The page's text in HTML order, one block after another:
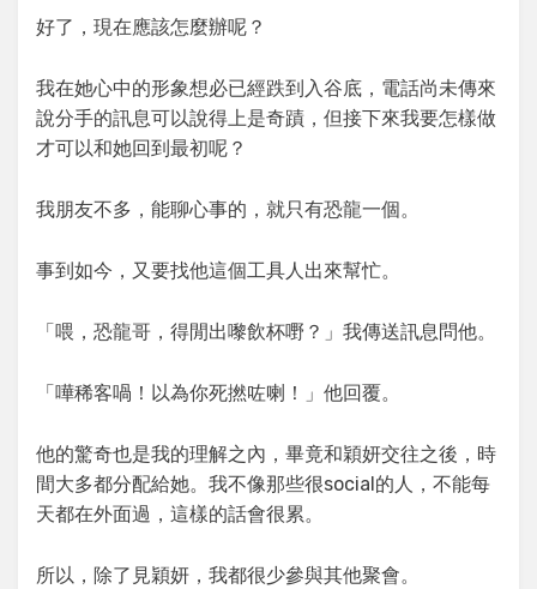
好了，現在應該怎麼辦呢？
我在她心中的形象想必已經跌到入谷底，電話尚未傳來
說分手的訊息可以說得上是奇蹟，但接下來我要怎樣做
才可以和她回到最初呢？
我朋友不多，能聊心事的，就只有恐龍一個。
事到如今，又要找他這個工具人出來幫忙。
「喂，恐龍哥，得閒出嚟飲杯嘢？」我傳送訊息問他。
「嘩稀客喎！以為你死撚咗喇！」他回覆。
他的驚奇也是我的理解之內，畢竟和穎妍交往之後，時
間大多都分配給她。我不像那些很social的人，不能每
天都在外面過，這樣的話會很累。
所以，除了見穎妍，我都很少參與其他聚會。